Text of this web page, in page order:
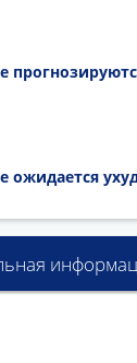
ожидается